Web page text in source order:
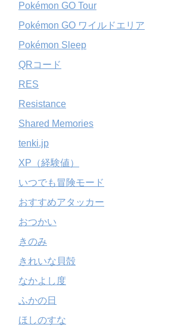
Pokémon GO Tour
Pokémon GO ワイルドエリア
Pokémon Sleep
QRコード
RES
Resistance
Shared Memories
tenki.jp
XP（経験値）
いつでも冒険モード
おすすめアタッカー
おつかい
きのみ
きれいな貝殻
なかよし度
ふかの日
ほしのすな